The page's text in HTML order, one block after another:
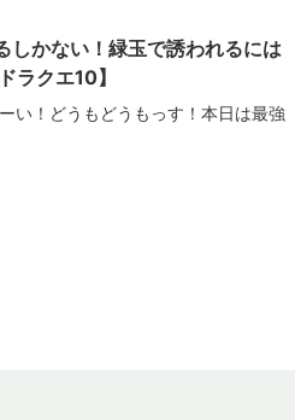
しかない！緑玉で誘われるには
ラクエ10】
い！どうもどうもっす！本日は最強